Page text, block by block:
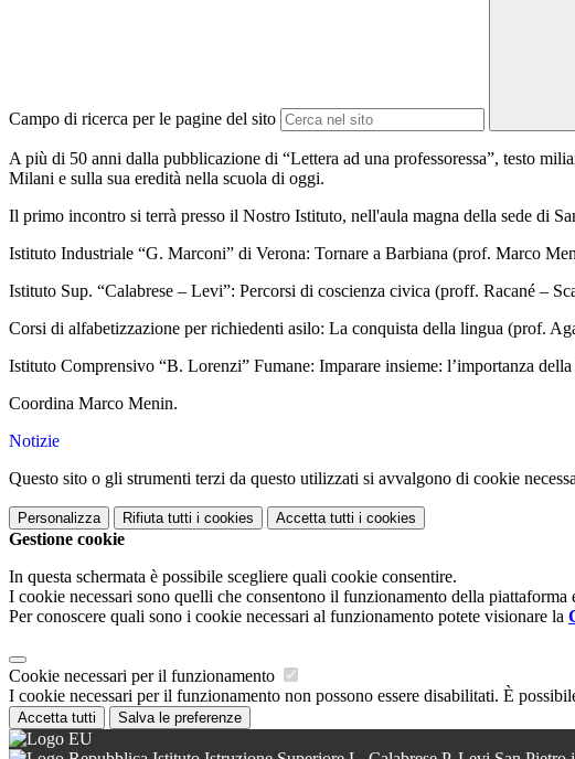
Campo di ricerca per le pagine del sito
A più di 50 anni dalla pubblicazione di “Lettera ad una professoressa”, testo
Milani e sulla sua eredità nella scuola di oggi.
Il primo incontro si terrà presso il Nostro Istituto, nell'aula magna della sede di
Istituto Industriale “G. Marconi” di Verona: Tornare a Barbiana (prof. Marco
Istituto Sup. “Calabrese – Levi”: Percorsi di coscienza civica (proff. Racané –
Corsi di alfabetizzazione per richiedenti asilo: La conquista della lingua (prof.
Istituto Comprensivo “B. Lorenzi” Fumane: Imparare insieme: l’importanza
Coordina Marco Menin.
Notizie
Questo sito o gli strumenti terzi da questo utilizzati si avvalgono di cookie
Personalizza Rifiuta tutti i cookies Accetta tutti i cookies
Gestione cookie
In questa schermata è possibile scegliere quali cookie consentire.
I cookie necessari sono quelli che consentono il funzionamento della
Per conoscere quali sono i cookie necessari al funzionamento potete visionare la
Cookie necessari per il funzionamento
I cookie necessari per il funzionamento non possono essere disabilitati. È
Accetta tutti Salva le preferenze